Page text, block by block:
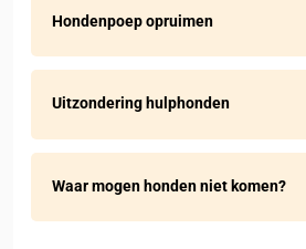
Hondenpoep opruimen
Uitzondering hulphonden
Waar mogen honden niet komen?